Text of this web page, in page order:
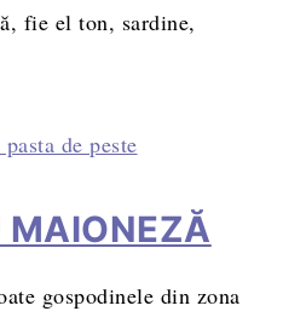
fie el ton, sardine,
MAIONEZĂ
gospodinele din zona